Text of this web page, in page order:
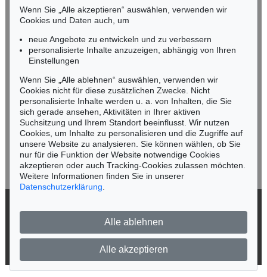
Auktion 433 - Lot 920
PIERO DORAZIO
Camelopardalis III, 1976
Ergebnis:€ 32.500
Auktion 452 - Lot 786
Ex pluribus II, 2001
Vanitas, 1983
Ergebnis:
Mobil: +49 (0)171 8618661
n.kassel@kettererkunst.de
Keine Auktion mehr verpassen!
Wir informieren Sie rechtzeitig.
Jetzt zum Newsletter anmelden >
© 2026 Ketterer Kunst GmbH & Co. KG
Impressum
Wenn Sie „Alle akzeptieren“ auswählen, verwenden wir
Cookies und Daten auch, um
neue Angebote zu entwickeln und zu verbessern
personalisierte Inhalte anzuzeigen, abhängig von Ihren
Einstellungen
Wenn Sie „Alle ablehnen“ auswählen, verwenden wir
Cookies nicht für diese zusätzlichen Zwecke. Nicht
personalisierte Inhalte werden u. a. von Inhalten, die Sie
sich gerade ansehen, Aktivitäten in Ihrer aktiven
Suchsitzung und Ihrem Standort beeinflusst. Wir nutzen
Cookies, um Inhalte zu personalisieren und die Zugriffe auf
unsere Website zu analysieren. Sie können wählen, ob Sie
nur für die Funktion der Website notwendige Cookies
akzeptieren oder auch Tracking-Cookies zulassen möchten.
Weitere Informationen finden Sie in unserer
Datenschutzerklärung
Alle ablehnen
Alle akzeptieren